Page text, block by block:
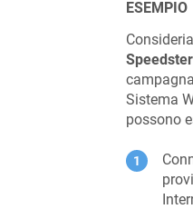
ESEMPIO
Speedster
Sistema
possono